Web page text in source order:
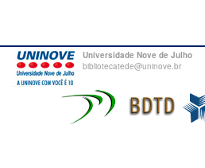
Universidade Nove de Julho
bibliotecatede@uninove.br